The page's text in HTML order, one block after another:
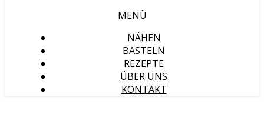
MENÜ
NÄHEN
BASTELN
REZEPTE
ÜBER UNS
KONTAKT